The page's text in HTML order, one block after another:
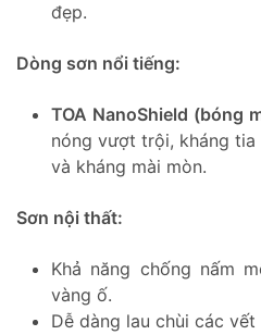
đẹp.
Dòng sơn nổi tiếng:
TOA NanoShield (bóng
nóng vượt trội, kháng tia
và kháng mài mòn.
Sơn nội thất:
Khả năng chống nấm
vàng ố.
Dễ dàng lau chùi các